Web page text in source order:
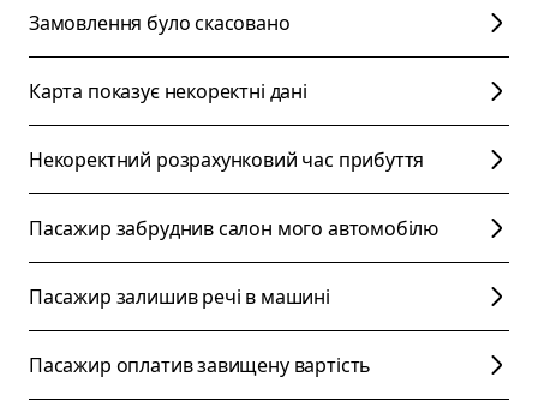
Замовлення було скасовано
Карта показує некоректні дані
Некоректний розрахунковий час прибуття
Пасажир забруднив салон мого автомобілю
Пасажир залишив речі в машині
Пасажир оплатив завищену вартість